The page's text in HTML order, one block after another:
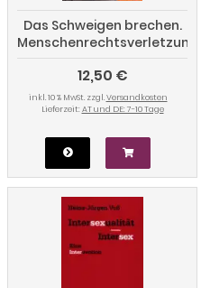
Das Schweigen brechen.
aufgrund sexueller
Orientierung
12,50 €
inkl. 10 % MwSt. zzgl.Versandkosten
Lieferzeit: AT und DE: 7-10 Tage